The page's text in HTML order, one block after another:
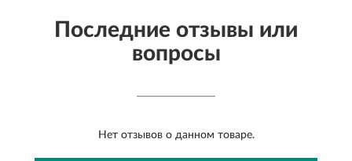
Последние отзывы или
вопросы
Нет отзывов о данном товаре.